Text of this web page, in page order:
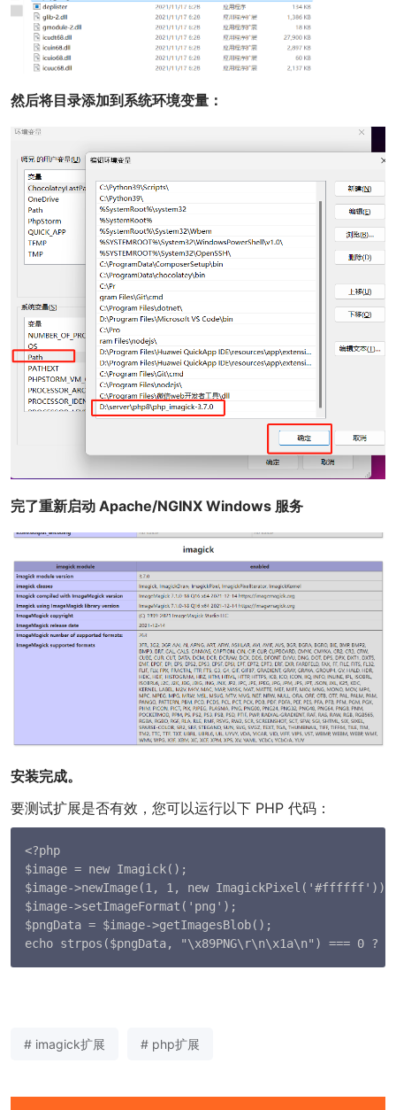
然后将目录添加到系统环境变量：
完了重新启动 Apache/NGINX Windows 服务
安装完成。
要测试扩展是否有效，您可以运行以下 PHP 代码：
<?php
$image = new Imagick();
$image->newImage(1, 1, new ImagickPixel('#ffffff'));
$image->setImageFormat('png');
$pngData = $image->getImagesBlob();
echo strpos($pngData, "\x89PNG\r\n\x1a\n") === 0
# imagick扩展 # php扩展